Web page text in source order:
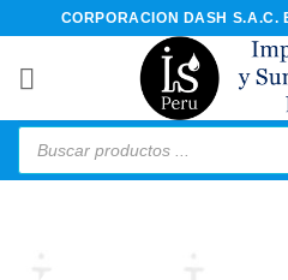
contenido
CORPORACION DASH S.A.C.
Búsqueda